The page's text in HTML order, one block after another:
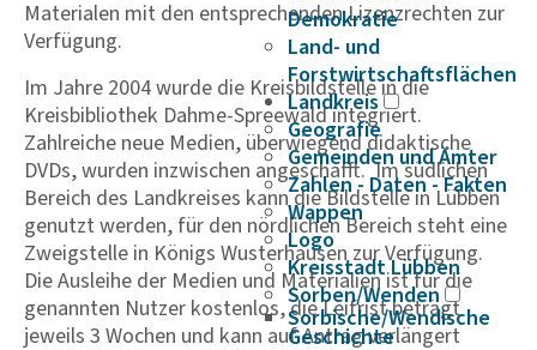
Demokratie
Land- und
Forstwirtschaftsflächen
Landkreis
Geografie
Gemeinden und Ämter
Zahlen - Daten - Fakten
Wappen
Logo
Kreisstadt Lübben
Sorben/Wenden
Sorbische/Wendische
Geschichte
Materialen mit den entsprechenden Lizenzrechten zur
Verfügung.
Im Jahre 2004 wurde die Kreisbildstelle in die
Kreisbibliothek Dahme-Spreewald integriert.
Zahlreiche neue Medien, überwiegend didaktische
DVDs, wurden inzwischen angeschafft. Im südlichen
Bereich des Landkreises kann die Bildstelle in Lübben
genutzt werden, für den nördlichen Bereich steht eine
Zweigstelle in Königs Wusterhausen zur Verfügung.
Die Ausleihe der Medien und Materialien ist für die
genannten Nutzer kostenlos, die Leifrist beträgt
jeweils 3 Wochen und kann auf Antrag verlängert